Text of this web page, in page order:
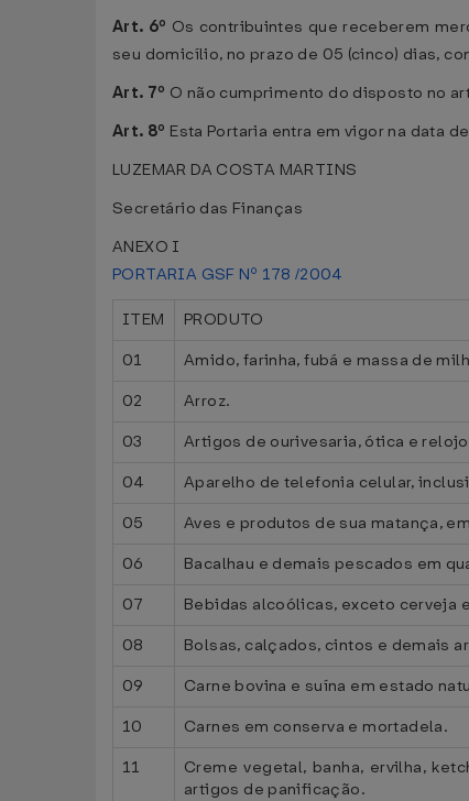
Art. 6º Os contribuintes que receberem
seu domicílio, no prazo de 05 (cinco) dias,
Art. 7º O não cumprimento do disposto no
Art. 8º Esta Portaria entra em vigor na data
LUZEMAR DA COSTA MARTINS
Secretário das Finanças
ANEXO I
PORTARIA GSF Nº 178 /2004
ITEM
PRODUTO
01
Amido, farinha, fubá e massa de
02
Arroz.
03
Artigos de ourivesaria, ótica e
04
Aparelho de telefonia celular,
05
Aves e produtos de sua matança,
06
Bacalhau e demais pescados em
07
Bebidas alcoólicas, exceto cerveja
08
Bolsas, calçados, cintos e demais
09
Carne bovina e suína em estado
10
Carnes em conserva e mortadela.
11
Creme vegetal, banha, ervilha,
artigos de panificação.